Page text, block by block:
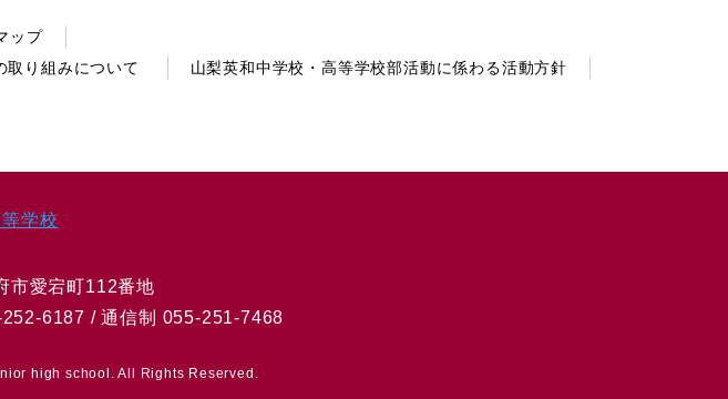
ップ
取り組みについて 山梨英和中学校・高等学校部活動に係わる活動方針
市愛宕町112番地
6187 / 通信制 055-251-7468
high school. All Rights Reserved.